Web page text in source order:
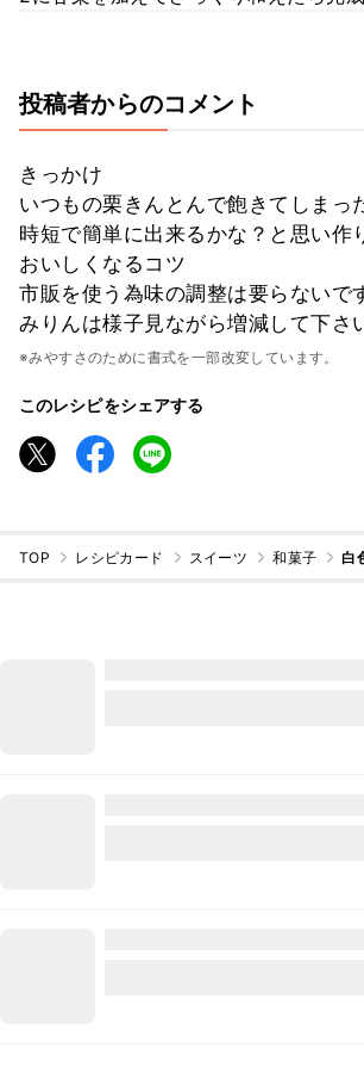
投稿者からのコメント
きっかけ
いつもの栗きんとんで飽きてしまっ
時短で簡単に出来るかな？と思い作
おいしくなるコツ
市販を使う為味の調整は要らないで
みりんは様子見ながら増減して下さ
※みやすさのために書式を一部改変しています。
このレシピをシェアする
TOP レシピカード スイーツ 和菓子 白